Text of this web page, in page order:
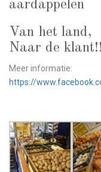
aardappelen
Van het land,
Naar de
Meer informatie:
https://